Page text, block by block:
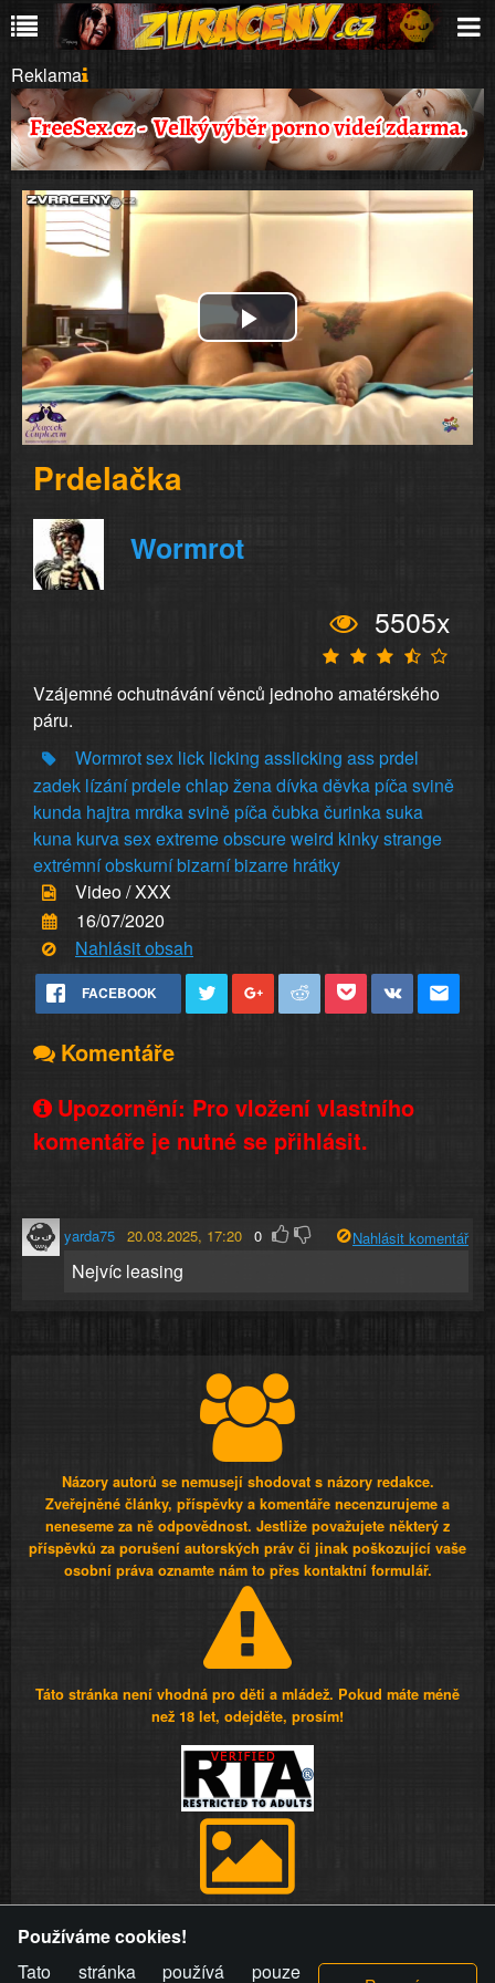
Reklama
Play
Video
Prdelačka
Wormrot
5505x
Vzájemné ochutnávání věnců jednoho amatérského
páru.
Wormrotsex lick licking asslicking assprdel
zadek lízáníprdelechlapženadívkaděvkapíčasvině
kunda hajtra mrdkasviněpíčačubkačurinkasuka
kuna kurvasexextremeobscureweird kinkystrange
extrémníobskurníbizarníbizarre hrátky
Video / XXX
16/07/2020
Nahlásit obsah
FACEBOOK
Komentáře
Upozornění: Pro vložení vlastního
komentáře je nutné se přihlásit.
yarda75 20.03.2025, 17:20 0 Nahlásit komentář
Nejvíc leasing
Názory autorů se nemusejí shodovat s názory redakce.
Zveřejněné články, příspěvky a komentáře necenzurujeme a
neneseme za ně odpovědnost. Jestliže považujete některý z
příspěvků za porušení autorských práv či jinak poškozující vaše
osobní práva oznamte nám to přes kontaktní formulář.
Táto stránka není vhodná pro děti a mládež. Pokud máte méně
než 18 let, odejděte, prosím!
videa a komentáře. Osoba, které se toto opatření provozovatele
stránky týče, ani osoba, která umístila fotografii nebo video na
Používáme cookies!
Tato stránka používá pouze